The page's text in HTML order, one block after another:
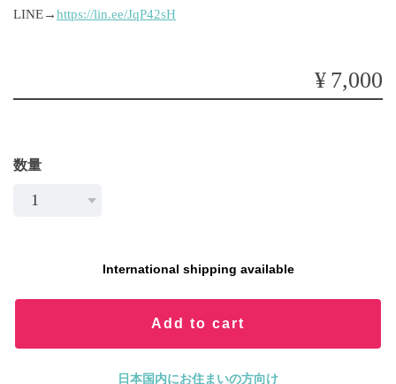
LINE→https://lin.ee/JqP42sH
¥7,000
数量
International shipping available
Add to cart
日本国内にお住まいの方向け